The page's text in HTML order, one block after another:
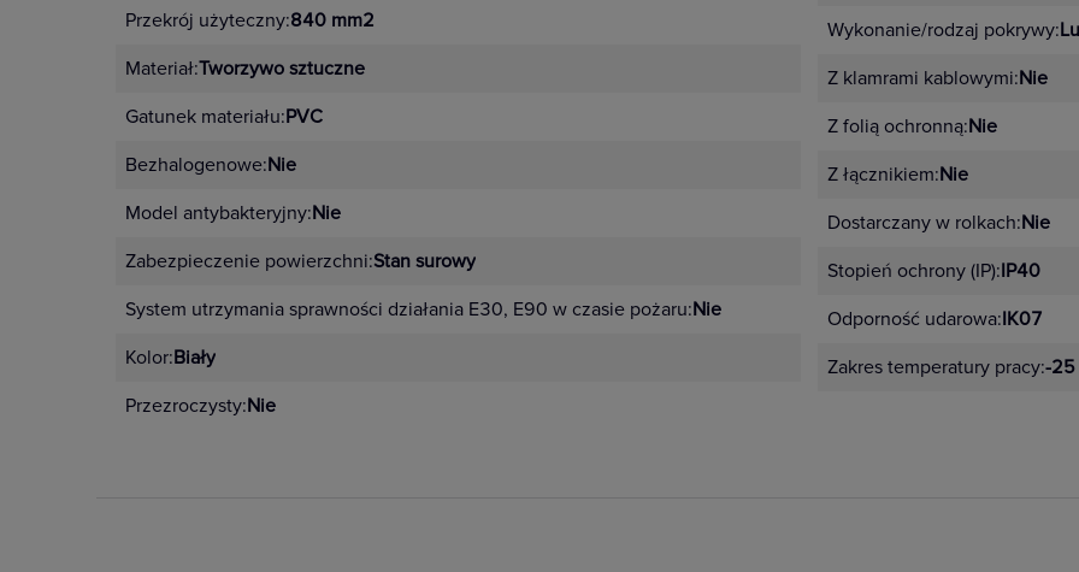
Przekrój użyteczny:840 mm2
Materiał:Tworzywo sztuczne
Gatunek materiału:PVC
Bezhalogenowe:Nie
Model antybakteryjny:Nie
Zabezpieczenie powierzchni:Stan surowy
System utrzymania sprawności działania E30, E90 w czasie pożaru:Nie
Kolor:Biały
Przezroczysty:Nie
Wykonanie/rodzaj pokrywy:
Z klamrami kablowymi:Nie
Z folią ochronną:Nie
Z łącznikiem:Nie
Dostarczany w rolkach:Nie
Stopień ochrony (IP):IP40
Odporność udarowa:IK07
Zakres temperatury pracy:-25